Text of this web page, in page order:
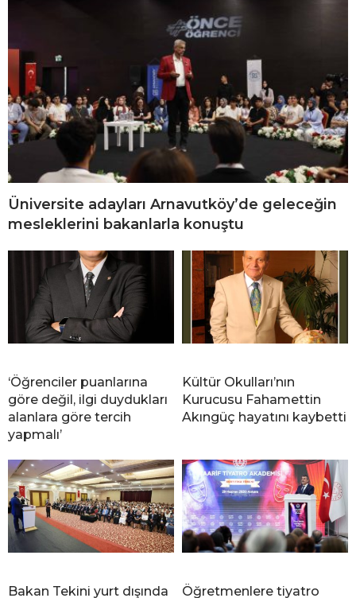
Üniversite adayları Arnavutköy’de geleceğin
mesleklerini bakanlarla konuştu
‘Öğrenciler puanlarına
göre değil, ilgi duydukları
alanlara göre tercih
yapmalı’
Kültür Okulları’nın
Kurucusu Fahamettin
Akıngüç hayatını kaybetti
Bakan Tekini yurt dışında
Öğretmenlere tiyatro